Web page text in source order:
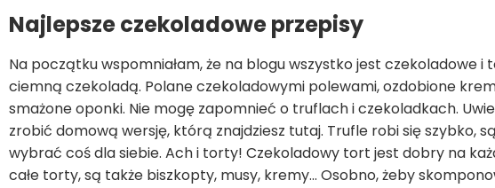
Najlepsze czekoladowe przepisy
Na początku wspomniałam, że na blogu wszystko jest czekoladowe
ciemną czekoladą. Polane czekoladowymi polewami, ozdobione
smażone oponki. Nie mogę zapomnieć o truflach i czekoladkach.
zrobić domową wersję, którą znajdziesz tutaj. Trufle robi się szybko,
wybrać coś dla siebie. Ach i torty! Czekoladowy tort jest dobry na
całe torty, są także biszkopty, musy, kremy… Osobno, żeby